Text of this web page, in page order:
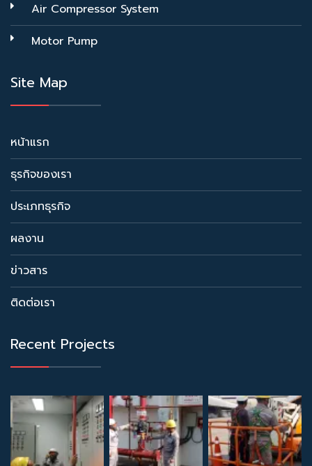
Air Compressor System
Motor Pump
Site Map
หน้าแรก
ธุรกิจของเรา
ประเภทธุรกิจ
ผลงาน
ข่าวสาร
ติดต่อเรา
Recent Projects